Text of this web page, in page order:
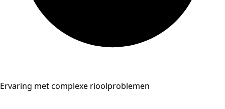
Ervaring met complexe rioolproblemen